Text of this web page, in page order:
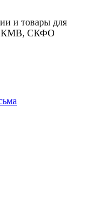
и товары для
КМВ, СКФО